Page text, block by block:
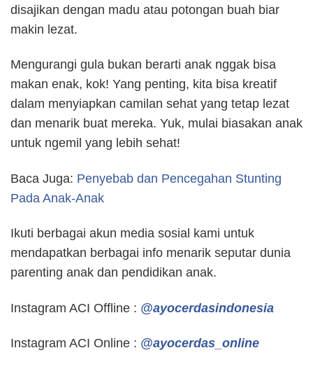
disajikan dengan madu atau potongan buah biar
makin lezat.
Mengurangi gula bukan berarti anak nggak bisa
makan enak, kok! Yang penting, kita bisa kreatif
dalam menyiapkan camilan sehat yang tetap lezat
dan menarik buat mereka. Yuk, mulai biasakan anak
untuk ngemil yang lebih sehat!
Baca Juga: Penyebab dan Pencegahan Stunting
Pada Anak-Anak
Ikuti berbagai akun media sosial kami untuk
mendapatkan berbagai info menarik seputar dunia
parenting anak dan pendidikan anak.
Instagram ACI Offline : @ayocerdasindonesia
Instagram ACI Online : @ayocerdas_online